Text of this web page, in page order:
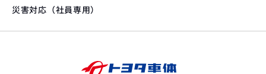
災害対応（社員専用）